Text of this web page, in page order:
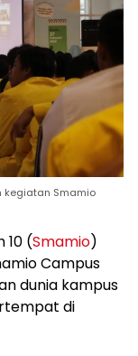
kegiatan Smamio
10 (Smamio)
Campus
dunia kampus
di